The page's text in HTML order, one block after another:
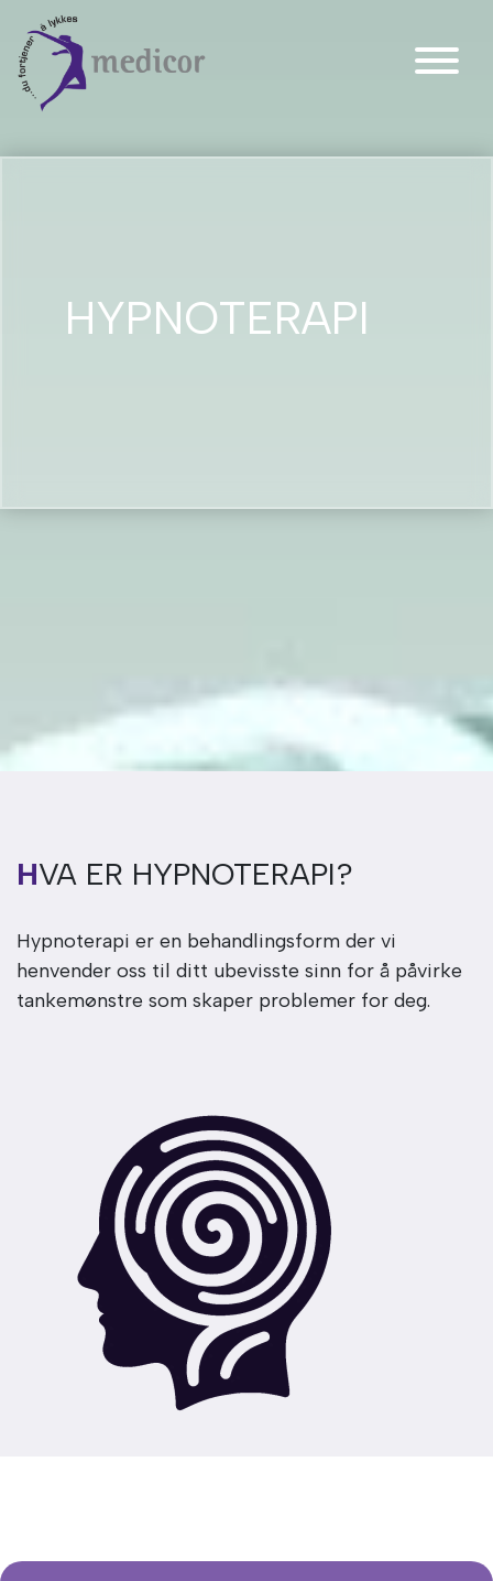
Main Navigation
HYPNOTERAPI
HVA ER HYPNOTERAPI?
Hypnoterapi er en behandlingsform der vi
henvender oss til ditt ubevisste sinn for å påvirke
tankemønstre som skaper problemer for deg.